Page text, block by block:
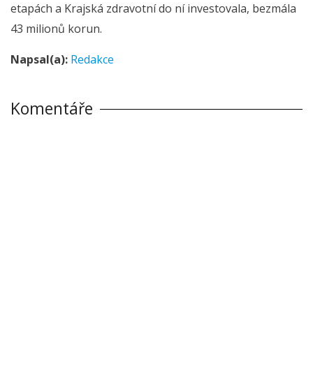
etapách a Krajská zdravotní do ní investovala, bezmála
43 milionů korun.
Napsal(a): Redakce
Komentáře